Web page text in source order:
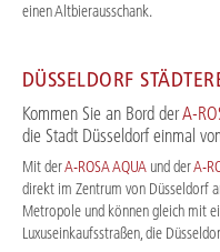
einen Altbierausschank.
DÜSSELDORF
Kommen Sie an Bord derA-
die Stadt Düsseldorf einmal
Mit derA-ROSA AQUA und derA-
direkt im Zentrum von Düsseldorf
Metropole und können gleich mit
Luxuseinkaufsstraßen, die